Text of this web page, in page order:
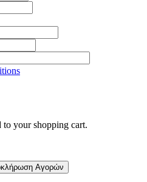
to your shopping cart.
Αγορών